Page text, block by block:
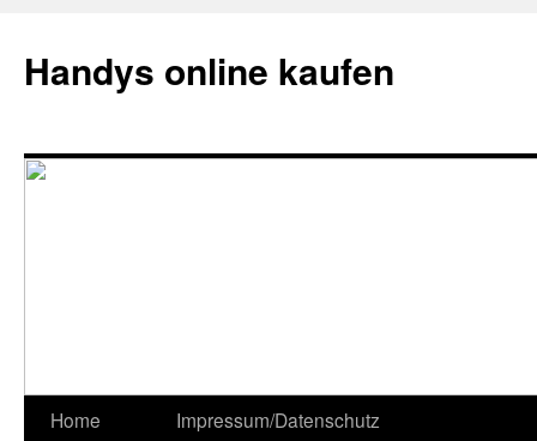
Handys online kaufen
Home Impressum/Datenschutz